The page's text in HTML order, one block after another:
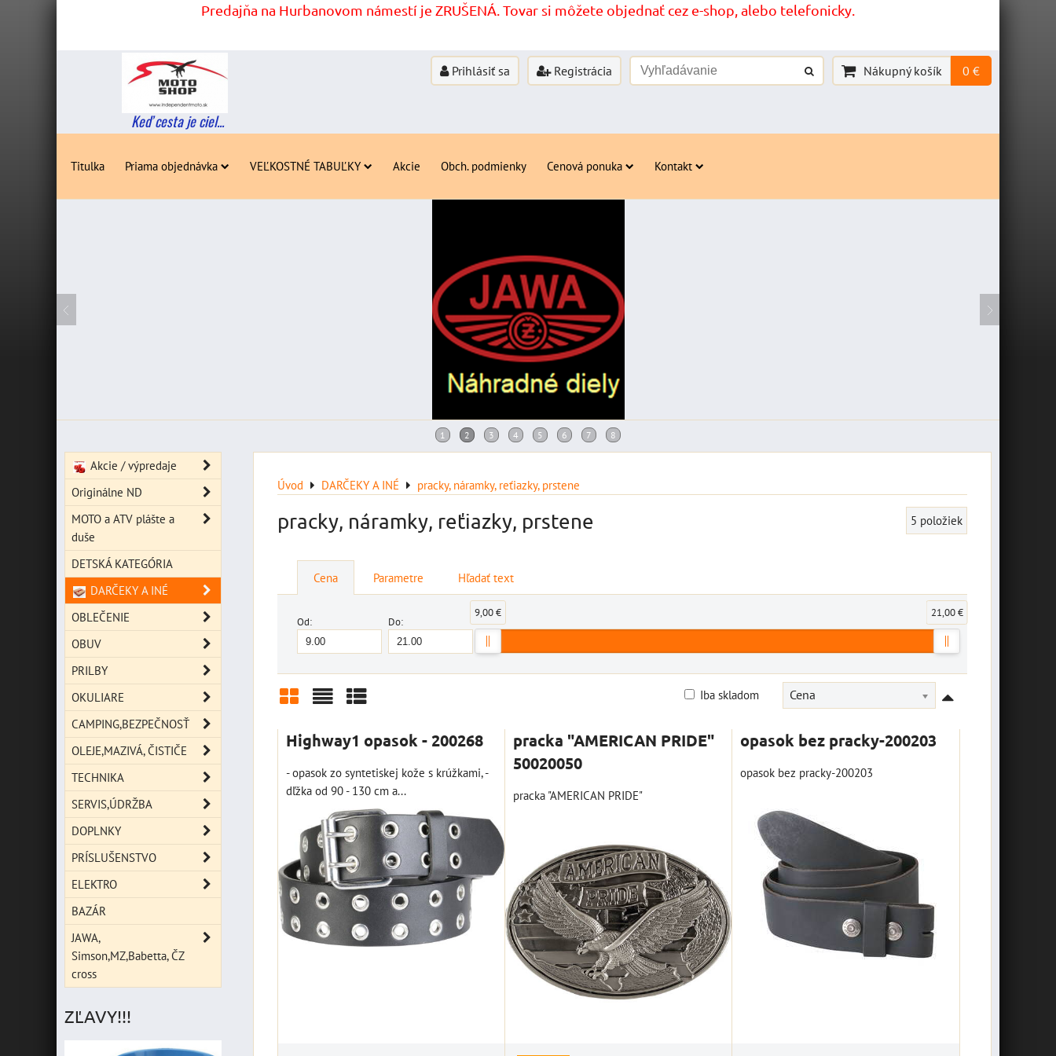
Predajňa na Hurbanovom námestí je ZRUŠENÁ. Tovar si môžete objednať cez e-shop, alebo telefonicky.
Keď cesta je ciel...
Prihlásiť sa Registrácia Nákupný košík 0 €
Titulka Priama objednávka VEĽKOSTNÉ TABUĽKY Akcie Obch. podmienky Cenová ponuka Kontakt
Úvod DARČEKY A INÉ pracky, náramky, reťiazky, prstene
pracky, náramky, reťiazky, prstene 5 položiek
Cena Parametre Hľadať text
Od: Do:
9,00 € 21,00 €
Mriežka
Cena
Iba skladom
Highway1 opasok - 200268
- opasok zo syntetiskej kože s krúžkami, -
dľžka od 90 - 130 cm a...
pracka "AMERICAN PRIDE"
50020050
pracka "AMERICAN PRIDE"
opasok bez pracky-200203
opasok bez pracky-200203
Akcie / výpredaje
Originálne ND
MOTO a ATV plášte a
duše
DETSKÁ KATEGÓRIA
DARČEKY A INÉ
OBLEČENIE
OBUV
PRILBY
OKULIARE
CAMPING,BEZPEČNOSŤ
OLEJE,MAZIVÁ, ČISTIČE
TECHNIKA
SERVIS,ÚDRŽBA
DOPLNKY
PRÍSLUŠENSTVO
ELEKTRO
BAZÁR
JAWA,
Simson,MZ,Babetta, ČZ
cross
ZĽAVY!!!